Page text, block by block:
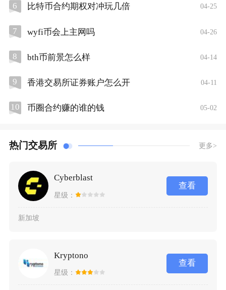
6 比特币合约期权对冲玩几倍 04-25
7 wyfi币会上主网吗 04-26
8 bth币前景怎么样 04-14
9 香港交易所证券账户怎么开 04-11
10 币圈合约赚的谁的钱 05-02
热门交易所 更多>
Cyberblast
星级：
查看
新加坡
Kryptono
星级：
查看